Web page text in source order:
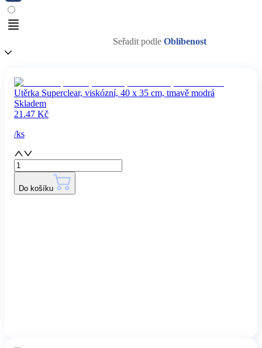
Seřadit podle Oblíbenost
Utěrka Superclear, viskózní, 40 x 35 cm, tmavě modrá
Skladem
21.47 Kč
/ks
Do košíku